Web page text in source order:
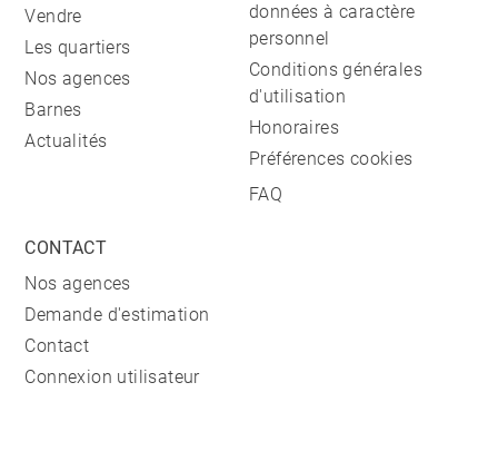
Vendre
Les quartiers
Nos agences
Barnes
Actualités
données à caractère
personnel
Conditions générales
d'utilisation
Honoraires
Préférences cookies
FAQ
CONTACT
Nos agences
Demande d'estimation
Contact
Connexion utilisateur